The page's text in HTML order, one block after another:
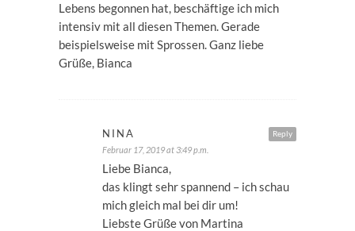
Lebens begonnen hat, beschäftige ich mich
intensiv mit all diesen Themen. Gerade
beispielsweise mit Sprossen. Ganz liebe
Grüße, Bianca
Reply
NINA
Februar 17, 2019 at 3:49 p.m.
Liebe Bianca,
das klingt sehr spannend – ich schau
mich gleich mal bei dir um!
Liebste Grüße von Martina